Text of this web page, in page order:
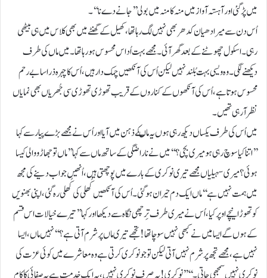
میں پڑ گئی اورآہستہ آواز میں منہ کا منہ میں بولی ’’جانے دے نا ‘‘۔
اُس دن سے میرا دھیان کدھر بھی نہیں لگ رہا تھا ، کھیل کے گھنٹے میں بھی کلاس میں ہی بیٹھی
رہی۔ اسکول چھوٹنے کے بعد گھر آئی۔ مجھے بہت اُداس محسوس ہورہا تھا۔ میں ماں کی طرف
دیکھنے لگی۔ وہ ویسی بہت بُلند نہیں لیکن اُس کی آنکھیں چمک دار ہیں ، اُس کا چہرہ ذرا سا بے رحم
محسوس ہوتا ہے ، اُس کی آنکھوں کے کناروں کے قریب تھوڑی تھوڑی سی جُھریاں بھی نمایاں
نظر آرہی تھیں۔
میں اُس کی طرف یکساں دیکھ رہی ہوں یہ ماںکے ذہن میں آیا اور اُس نے مجھے بڑے پیار سے کہا
’’اتنا کیا سوچ رہی ہو میری بچی؟ ‘‘ میں نے ناراضگی کے ساتھ ماں سے کہا ’’ماں تو جھاڑو والی کیسا
ہوئی ؟ میری سہیلیاں مجھے تیری نوکری کے بارے میں پوچھتی ہیں ، اُنھیں جواب دینے کی مجھ
میں ہمت نہیں ہے ‘‘ ماں ایک دم حیران ہوگئی۔ اُس کی آنکھیں کُھلی کی کُھلی رہ گئی ، اپنی بھنویں
کو تھوڑا نیچے اوپر کیا ، اُس نے میری طرف تِرچھی نگاہ سے دیکھا اور کہا ’’ تیرے خیالات اس قسم
کے ہوں گے ایسا میں نے کبھی نہیں سوچا تھا ! تجھے تیری ماں پر شرم آتی ہے ؟ ‘‘ نہیں ماں ، ایسا
نہیں ہے ، مجھے تجھ پر شرم نہیں آتی لیکن تو جو نوکری کرتی ہے وہ معاشرے میں کوئی عزت کی